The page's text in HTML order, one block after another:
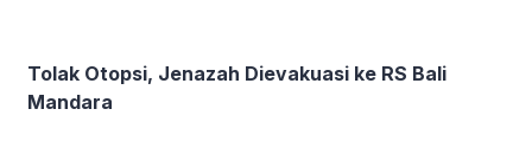
Tolak Otopsi, Jenazah Dievakuasi ke RS Bali
Mandara